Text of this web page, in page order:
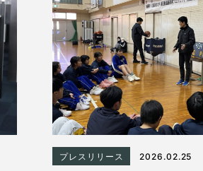
プレスリリース 2026.02.25